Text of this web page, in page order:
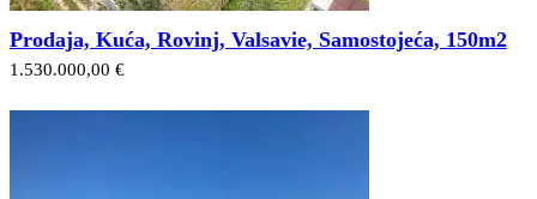
Prodaja, Kuća, Rovinj, Valsavie, Samostojeća, 150m2
1.530.000,00 €